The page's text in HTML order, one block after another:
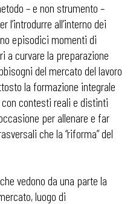
– e non strumento –
all’interno dei
episodici momenti di
a curvare la preparazione
del mercato del lavoro
la formazione integrale
con contesti reali e distinti
per allenare e far
che la “riforma” del
vedono da una parte la
luogo di